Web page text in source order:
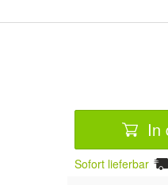
In
Sofort lieferbar